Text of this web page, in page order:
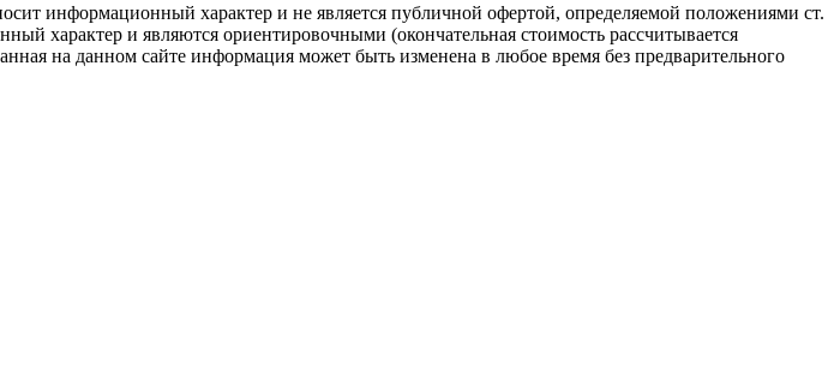
информационный характер и не является публичной офертой, определяемой положениями ст.
характер и являются ориентировочными (окончательная стоимость рассчитывается
на данном сайте информация может быть изменена в любое время без предварительного